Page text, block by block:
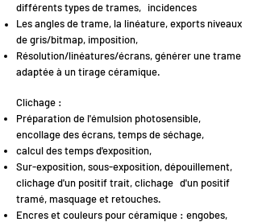
différents types de trames, incidences
Les angles de trame, la linéature, exports niveaux
de gris/bitmap, imposition,
Résolution/linéatures/écrans, générer une trame
adaptée à un tirage céramique.
Clichage :
Préparation de l'émulsion photosensible,
encollage des écrans, temps de séchage,
calcul des temps d'exposition,
Sur-exposition, sous-exposition, dépouillement,
clichage d'un positif trait, clichage d'un positif
tramé, masquage et retouches.
Encres et couleurs pour céramique : engobes,